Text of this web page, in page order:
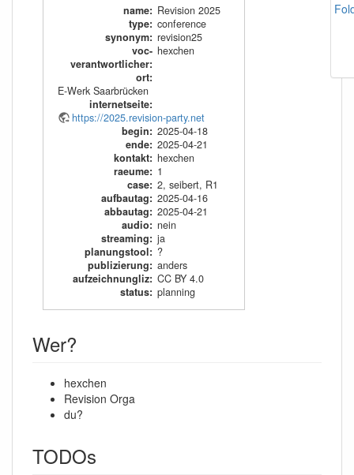
name: Revision 2025
type: conference
synonym: revision25
voc-
verantwortlicher:
hexchen
ort:
E-Werk Saarbrücken
internetseite:
https://2025.revision-party.net
begin: 2025-04-18
ende: 2025-04-21
kontakt: hexchen
raeume: 1
case: 2,seibert, R1
aufbautag: 2025-04-16
abbautag: 2025-04-21
audio: nein
streaming: ja
planungstool: ?
publizierung: anders
aufzeichnungliz: CC BY 4.0
status: planning
Wer?
hexchen
Revision Orga
du?
TODOs